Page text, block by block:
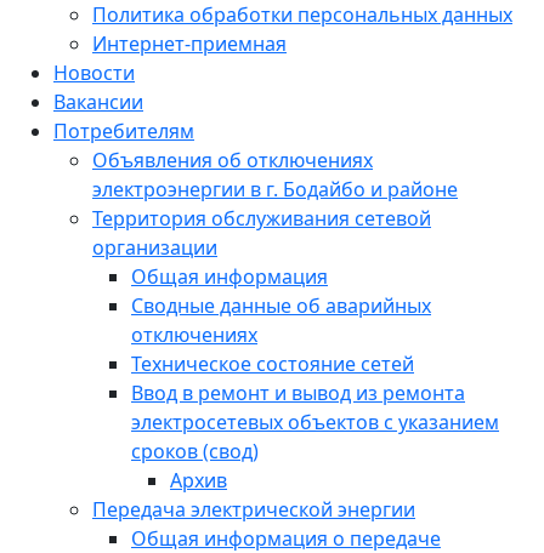
Политика обработки персональных данных
Интернет-приемная
Новости
Вакансии
Потребителям
Объявления об отключениях
электроэнергии в г. Бодайбо и районе
Территория обслуживания сетевой
организации
Общая информация
Сводные данные об аварийных
отключениях
Техническое состояние сетей
Ввод в ремонт и вывод из ремонта
электросетевых объектов с указанием
сроков (свод)
Архив
Передача электрической энергии
Общая информация о передаче